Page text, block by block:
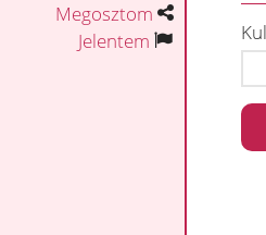
Megosztom
Jelentem